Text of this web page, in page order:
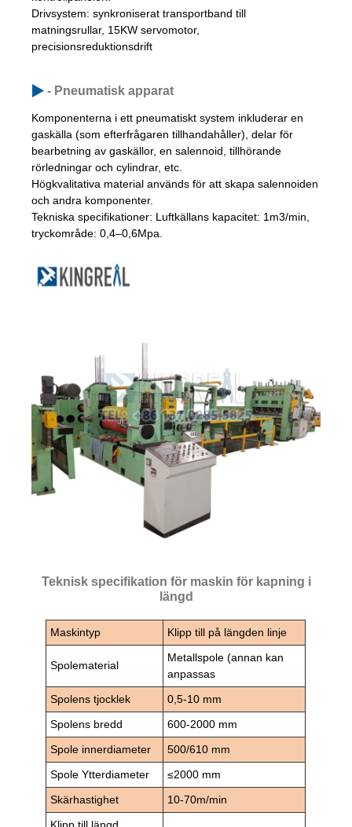
Drivsystem: synkroniserat transportband till
matningsrullar, 15KW servomotor,
precisionsreduktionsdrift
- Pneumatisk apparat
Komponenterna i ett pneumatiskt system inkluderar en
gaskälla (som efterfrågaren tillhandahåller), delar för
bearbetning av gaskällor, en salennoid, tillhörande
rörledningar och cylindrar, etc.
Högkvalitativa material används för att skapa salennoiden
och andra komponenter.
Tekniska specifikationer: Luftkällans kapacitet: 1m3/min,
tryckområde: 0,4–0,6Mpa.
Teknisk specifikation för maskin för kapning i
längd
Maskintyp Klipp till på längden linje
Spolematerial
Metallspole (annan kan
anpassas
Spolens tjocklek
0,5-10 mm
Spolens bredd
600-2000 mm
Spole innerdiameter
500/610 mm
Spole Ytterdiameter
≤2000 mm
Skärhastighet
10-70m/min